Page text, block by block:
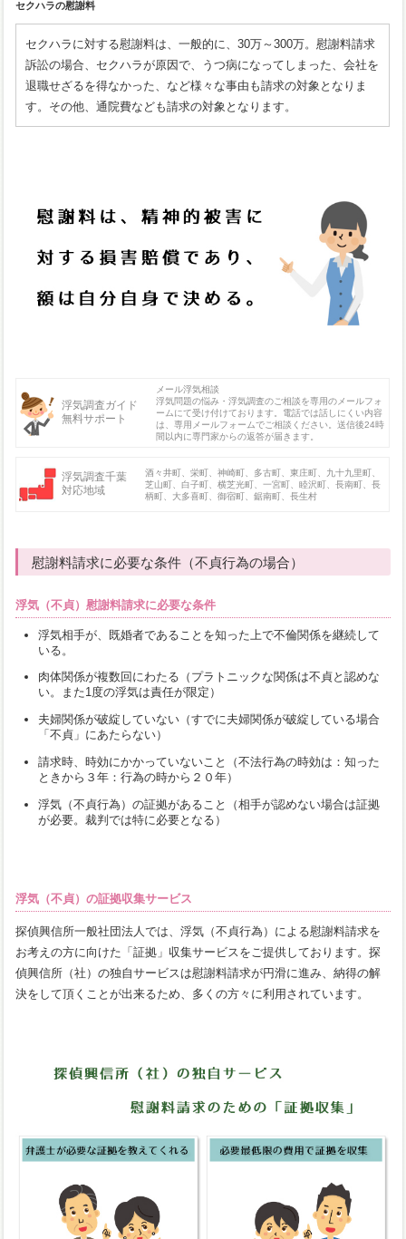
セクハラの慰謝料
セクハラに対する慰謝料は、一般的に、30万～300万。慰謝料請求
訴訟の場合、セクハラが原因で、うつ病になってしまった、会社を
退職せざるを得なかった、など様々な事由も請求の対象となりま
す。その他、通院費なども請求の対象となります。
浮気調査ガイド
無料サポート
メール浮気相談
浮気問題の悩み・浮気調査のご相談を専用のメールフォ
ームにて受け付けております。電話では話しにくい内容
は、専用メールフォームでご相談ください。送信後24時
間以内に専門家からの返答が届きます。
浮気調査千葉
対応地域
酒々井町、栄町、神崎町、多古町、東庄町、九十九里町、
芝山町、白子町、横芝光町、一宮町、睦沢町、長南町、長
柄町、大多喜町、御宿町、鋸南町、長生村
慰謝料請求に必要な条件（不貞行為の場合）
浮気（不貞）慰謝料請求に必要な条件
浮気相手が、既婚者であることを知った上で不倫関係を継続して
いる。
肉体関係が複数回にわたる（プラトニックな関係は不貞と認めな
い。また1度の浮気は責任が限定）
夫婦関係が破綻していない（すでに夫婦関係が破綻している場合
「不貞」にあたらない）
請求時、時効にかかっていないこと（不法行為の時効は：知った
ときから３年：行為の時から２０年）
浮気（不貞行為）の証拠があること（相手が認めない場合は証拠
が必要。裁判では特に必要となる）
浮気（不貞）の証拠収集サービス
探偵興信所一般社団法人では、浮気（不貞行為）による慰謝料請求を
お考えの方に向けた「証拠」収集サービスをご提供しております。探
偵興信所（社）の独自サービスは慰謝料請求が円滑に進み、納得の解
決をして頂くことが出来るため、多くの方々に利用されています。